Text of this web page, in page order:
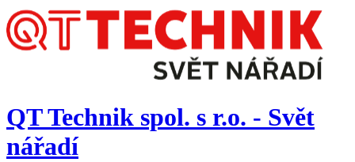
QT Technik spol. s r.o. - Svět
nářadí